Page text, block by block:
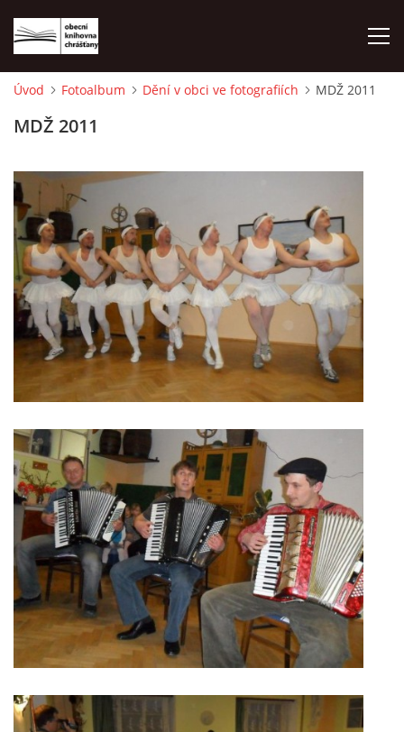
VÝPŮJČNÍ DOBA
KONTAKTY
ON-LINE KATALOG
WEBOVÁ KAMERA
VIDEA Z DRONU
STREET ART
"KNIHOBUDKY"
ČASOSBĚRY - CHRÁŠŤANY
PROJEKT FLYNN "KNIHOVNA" CARSEN
E-KNIHY DO KAŽDÉ KNIHOVNY
Úvod Fotoalbum Dění v obci ve fotografiích MDŽ 2011
MDŽ 2011